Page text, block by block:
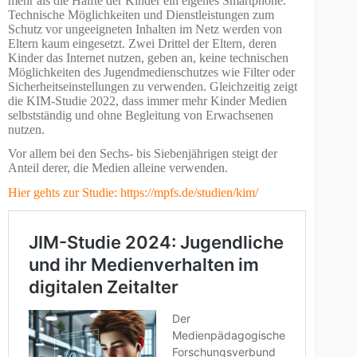
Technische Möglichkeiten und Dienstleistungen zum
Schutz vor ungeeigneten Inhalten im Netz werden von
Eltern kaum eingesetzt. Zwei Drittel der Eltern, deren
Kinder das Internet nutzen, geben an, keine technischen
Möglichkeiten des Jugendmedienschutzes wie Filter oder
Sicherheitseinstellungen zu verwenden. Gleichzeitig zeigt
die KIM-Studie 2022, dass immer mehr Kinder Medien
selbstständig und ohne Begleitung von Erwachsenen
nutzen.
Vor allem bei den Sechs- bis Siebenjährigen steigt der
Anteil derer, die Medien alleine verwenden.
Hier gehts zur Studie: https://mpfs.de/studien/kim/